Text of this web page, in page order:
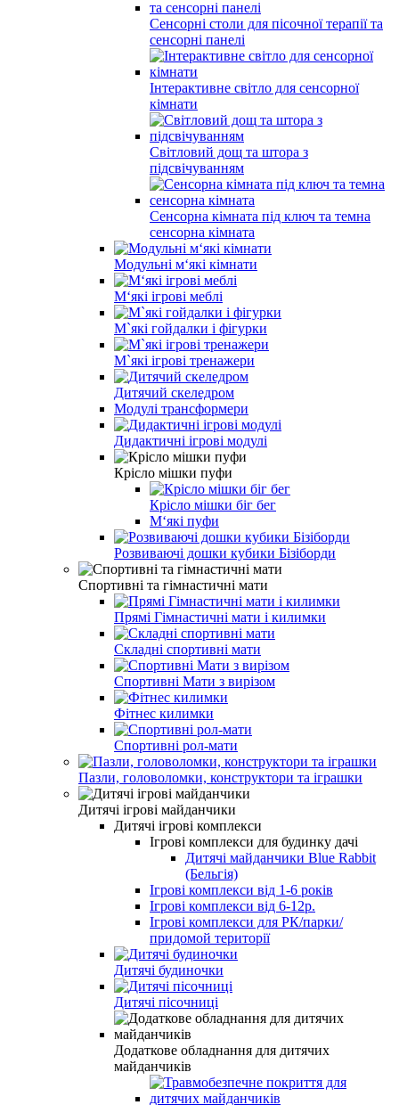
Сенсорні столи для пісочної терапії та
сенсорні панелі
Інтерактивне світло для сенсорної
кімнати
Світловий дощ та штора з
підсвічуванням
Сенсорна кімната під ключ та темна
сенсорна кімната
Модульні м‘які кімнати
М‘які ігрові меблі
М`які гойдалки і фігурки
М`які ігрові тренажери
Дитячий скеледром
Модулі трансформери
Дидактичні ігрові модулі
Крісло мішки пуфи
Крісло мішки біг бег
М‘які пуфи
Розвиваючі дошки кубики Бізіборди
Спортивні та гімнастичні мати
Прямі Гімнастичні мати і килимки
Складні спортивні мати
Спортивні Мати з вирізом
Фітнес килимки
Спортивні рол-мати
Пазли, головоломки, конструктори та іграшки
Дитячі ігрові майданчики
Дитячі ігрові комплекси
Ігрові комплекси для будинку дачі
Дитячі майданчики Blue Rabbit
(Бельгія)
Ігрові комплекси від 1-6 років
Ігрові комплекси від 6-12р.
Ігрові комплекси для РК/парки/
придомой території
Дитячі будиночки
Дитячі пісочниці
Додаткове обладнання для дитячих
майданчиків